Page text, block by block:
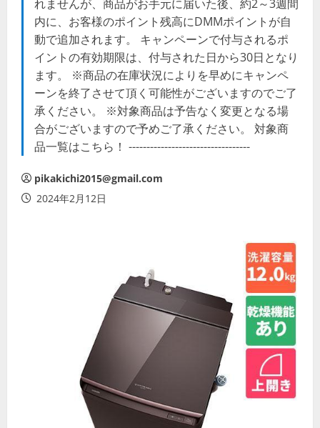
れませんが、商品がお手元に届いた後、約2～3週間
内に、お客様のポイント残高にDMMポイントが自
動で追加されます。 キャンペーンで付与されるポ
イントの有効期限は、付与された日から30日となり
ます。 ※商品の在庫状況によりを早めにキャンペ
ーンを終了させて頂く可能性がございますのでご了
承ください。 ※対象商品は予告なく変更となる場
合がございますので予めご了承ください。 対象商
品一覧はこちら！ ----------------------------------
pikakichi2015@gmail.com
2024年2月12日